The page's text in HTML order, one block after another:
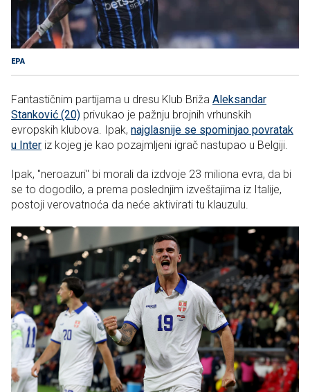
EPA
Fantastičnim partijama u dresu Klub Briža Aleksandar
Stanković (20) privukao je pažnju brojnih vrhunskih
evropskih klubova. Ipak, najglasnije se spominjao povratak
u Inter iz kojeg je kao pozajmljeni igrač nastupao u Belgiji.
Ipak, "neroazuri" bi morali da izdvoje 23 miliona evra, da bi
se to dogodilo, a prema poslednjim izveštajima iz Italije,
postoji verovatnoća da neće aktivirati tu klauzulu.